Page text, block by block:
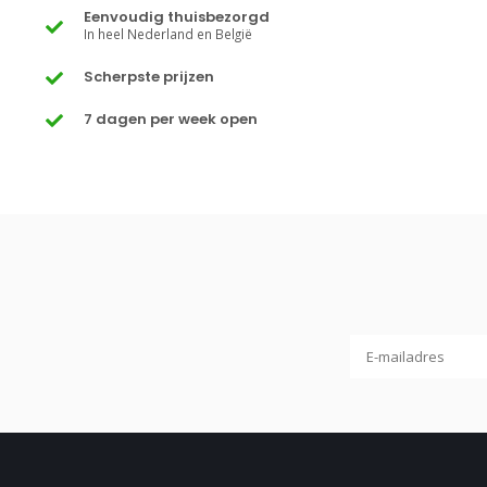
Eenvoudig thuisbezorgd
In heel Nederland en België
Scherpste prijzen
7 dagen per week open